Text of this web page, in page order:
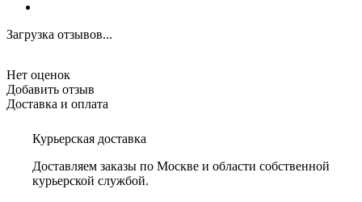
Загрузка отзывов...
Нет оценок
Добавить отзыв
Доставка и оплата
Курьерская доставка
Доставляем заказы по Москве и области собственной
курьерской службой.